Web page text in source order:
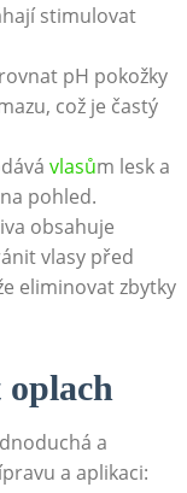
stimulovat⁤
pH ⁤pokožky
‍což je ‍častý
vlasům lesk a‍
pohled.
obsahuje⁢
vlasy před
eliminovat zbytky⁤
⁣a
a‍ aplikaci: